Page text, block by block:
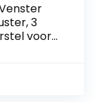
3
voor